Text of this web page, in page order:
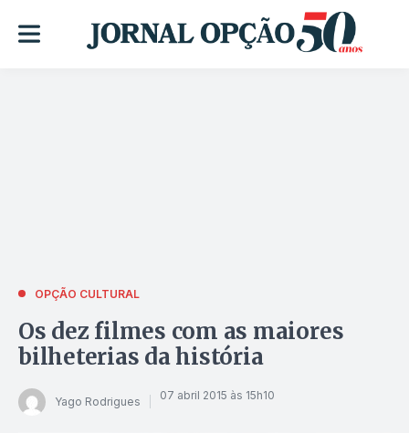
OPÇÃO CULTURAL
Os dez filmes com as maiores
bilheterias da história
Yago Rodrigues 07 abril 2015 às 15h10